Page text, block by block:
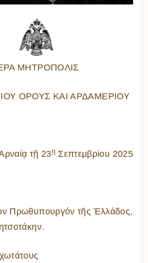
ΜΗΤΡΟΠΟΛΙΣ
ΟΡΟΥΣ ΚΑΙ ΑΡΔΑΜΕΡΙΟΥ
τῇ 23ῃ Σεπτεμβρίου 2025
Πρωθυπουργόν τῆς Ἑλλάδος,